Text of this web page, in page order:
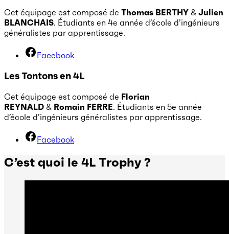
Cet équipage est composé de Thomas BERTHY & Julien
BLANCHAIS. Étudiants en 4e année d’école d’ingénieurs
généralistes par apprentissage.
Facebook
Les Tontons en 4L
Cet équipage est composé de Florian
REYNALD & Romain FERRE. Étudiants en 5e année
d’école d’ingénieurs généralistes par apprentissage.
Facebook
C’est quoi le 4L Trophy ?